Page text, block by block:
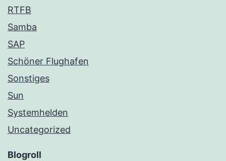
RTFB
Samba
SAP
Schöner Flughafen
Sonstiges
Sun
Systemhelden
Uncategorized
Blogroll